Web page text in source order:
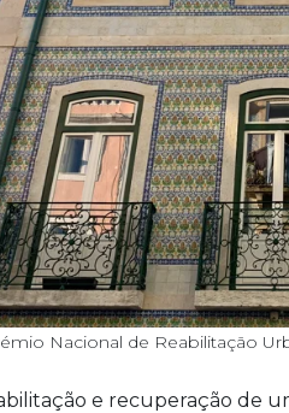
Nacional de Reabilitação
e recuperação de